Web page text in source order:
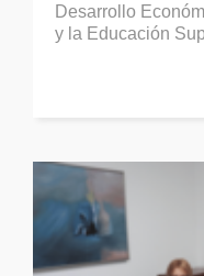
Desarrollo
y la Educación